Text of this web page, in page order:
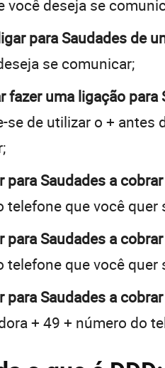
você deseja se
para Saudades de
se comunicar;
fazer uma ligação
se de utilizar o +
para Saudades a
telefone que você quer
para Saudades a
telefone que você quer
para Saudades a
+ 49 + número do